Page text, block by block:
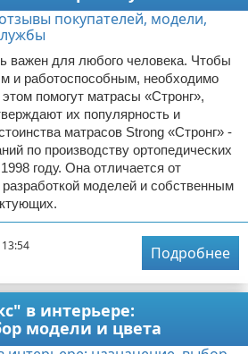
важен для любого человека. Чтобы
и работоспособным, необходимо
помогут матрасы «Стронг»,
их популярность и
матрасов Strong «Стронг» -
по производству ортопедических
году. Она отличается от
разработкой моделей и собственным
Подробнее
в интерьере:
модели и цвета